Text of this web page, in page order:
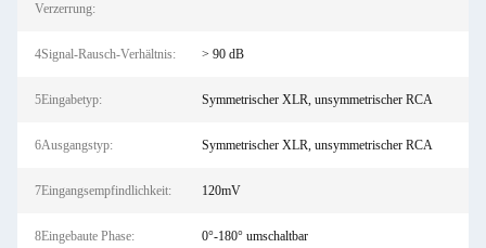
Verzerrung:
4Signal-Rausch-Verhältnis: > 90 dB
5Eingabetyp: Symmetrischer XLR, unsymmetrischer RCA
6Ausgangstyp: Symmetrischer XLR, unsymmetrischer RCA
7Eingangsempfindlichkeit: 120mV
8Eingebaute Phase: 0°-180° umschaltbar